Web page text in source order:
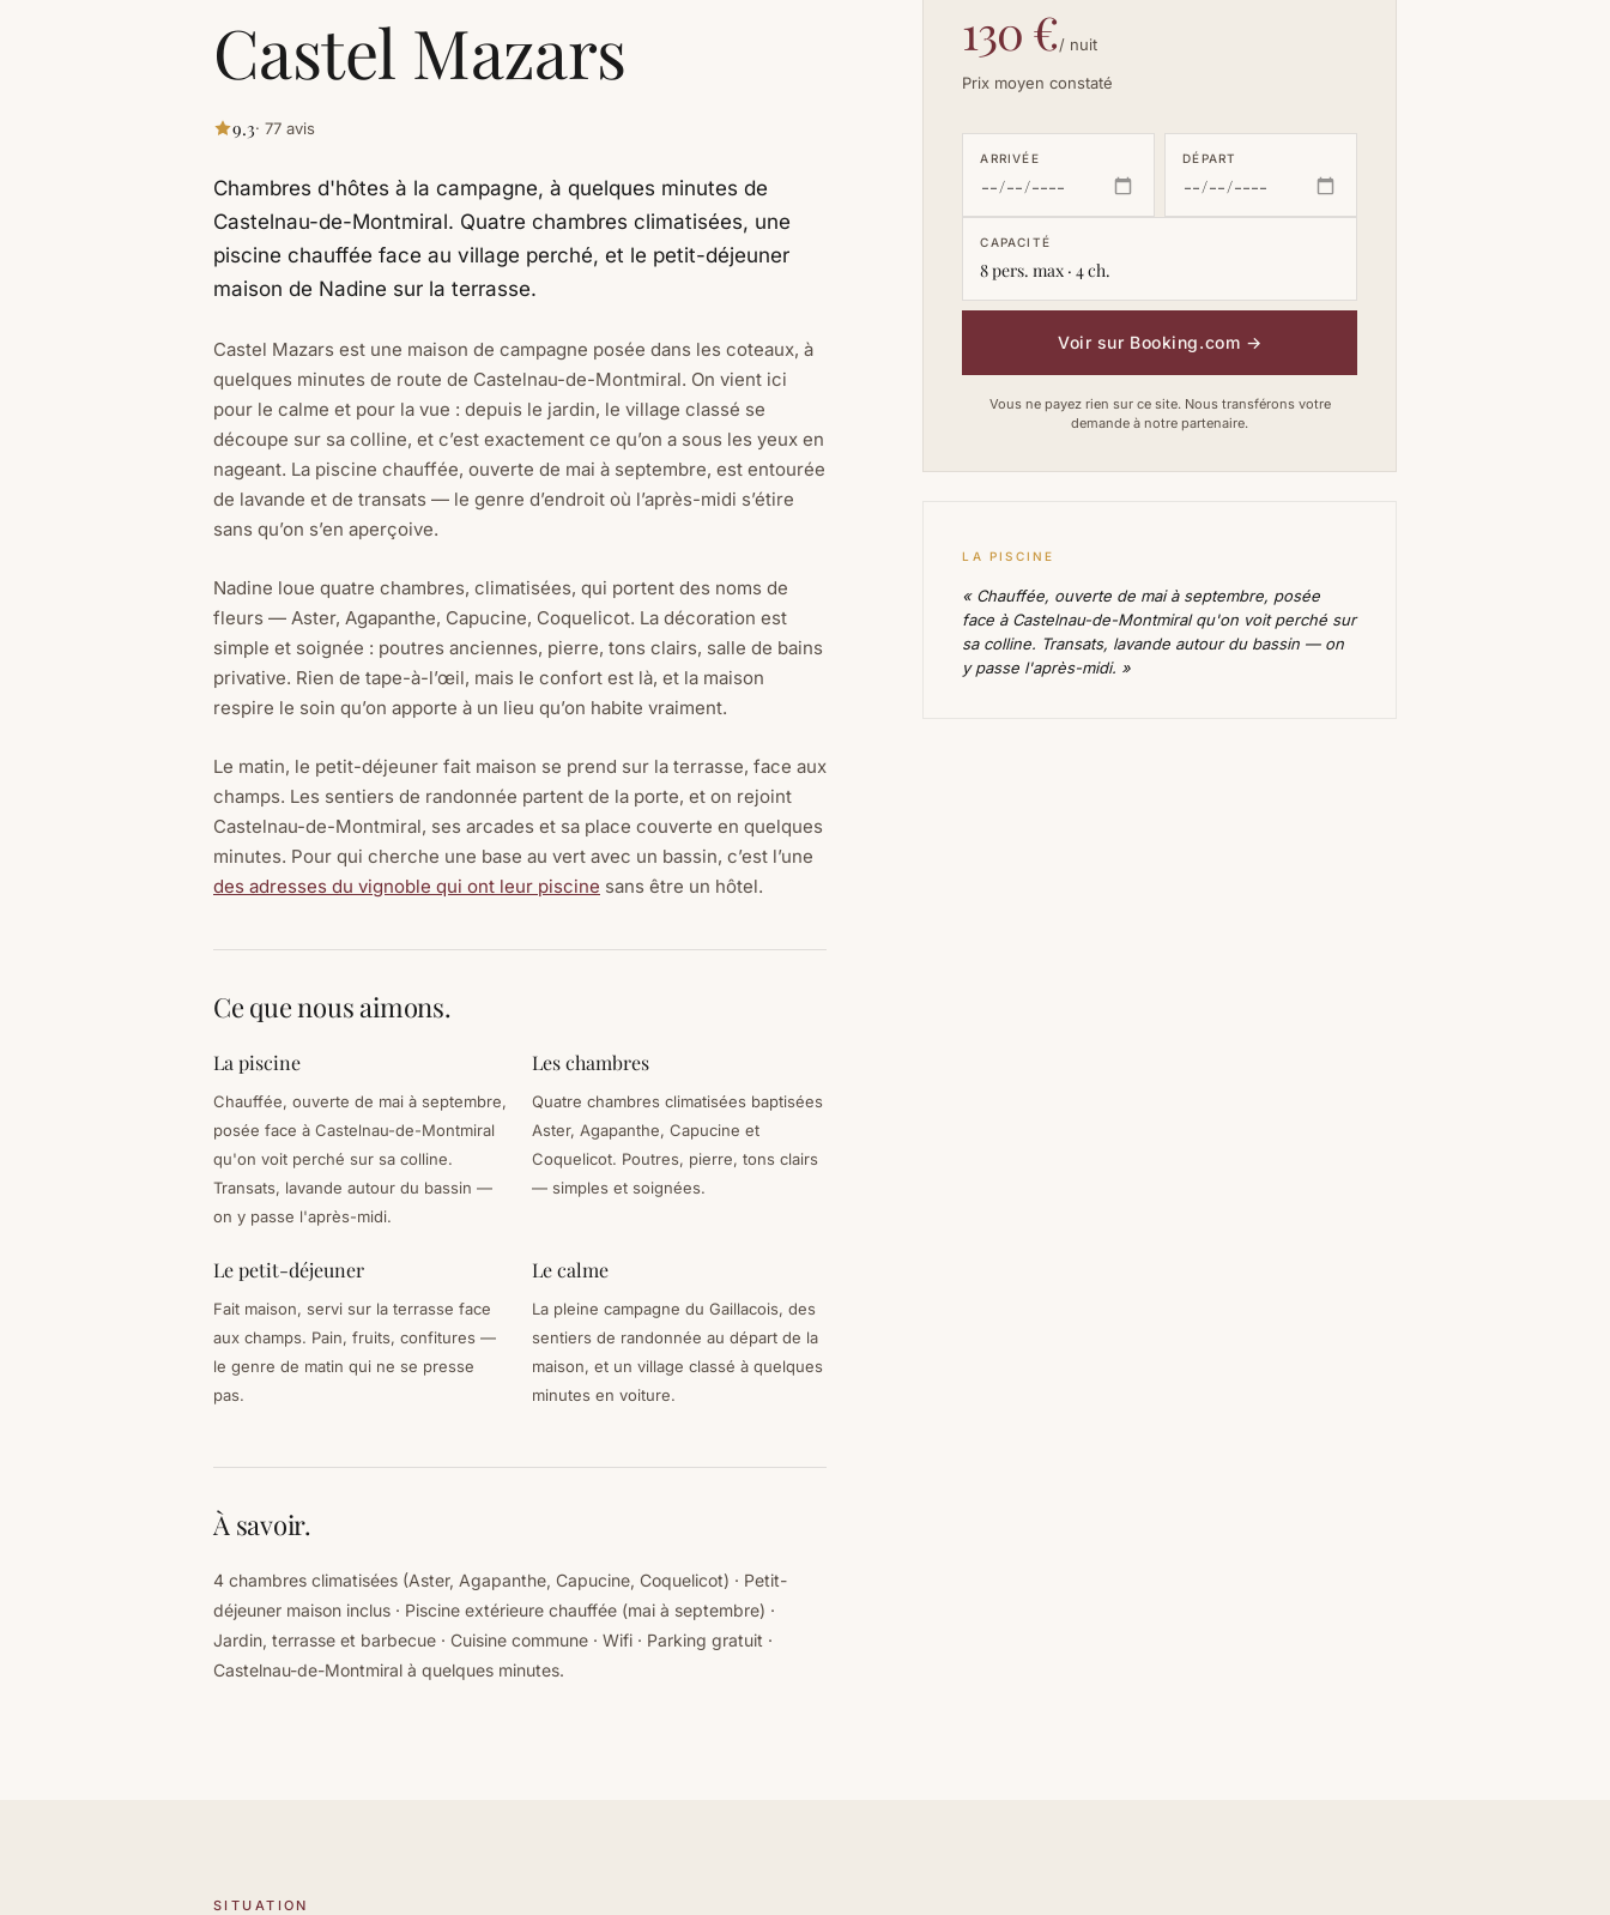
Castel Mazars
9.3· 77 avis
Chambres d'hôtes à la campagne, à quelques minutes de
Castelnau-de-Montmiral. Quatre chambres climatisées, une
piscine chauffée face au village perché, et le petit-déjeuner
maison de Nadine sur la terrasse.
Castel Mazars est une maison de campagne posée dans les coteaux, à
quelques minutes de route de Castelnau-de-Montmiral. On vient ici
pour le calme et pour la vue : depuis le jardin, le village classé se
découpe sur sa colline, et c’est exactement ce qu’on a sous les yeux en
nageant. La piscine chauffée, ouverte de mai à septembre, est entourée
de lavande et de transats — le genre d’endroit où l’après-midi s’étire
sans qu’on s’en aperçoive.
Nadine loue quatre chambres, climatisées, qui portent des noms de
fleurs — Aster, Agapanthe, Capucine, Coquelicot. La décoration est
simple et soignée : poutres anciennes, pierre, tons clairs, salle de bains
privative. Rien de tape-à-l’œil, mais le confort est là, et la maison
respire le soin qu’on apporte à un lieu qu’on habite vraiment.
Le matin, le petit-déjeuner fait maison se prend sur la terrasse, face aux
champs. Les sentiers de randonnée partent de la porte, et on rejoint
Castelnau-de-Montmiral, ses arcades et sa place couverte en quelques
minutes. Pour qui cherche une base au vert avec un bassin, c’est l’une
des adresses du vignoble qui ont leur piscine sans être un hôtel.
Ce que nous aimons.
La piscine
Chauffée, ouverte de mai à septembre,
posée face à Castelnau-de-Montmiral
qu'on voit perché sur sa colline.
Transats, lavande autour du bassin —
on y passe l'après-midi.
Les chambres
Quatre chambres climatisées baptisées
Aster, Agapanthe, Capucine et
Coquelicot. Poutres, pierre, tons clairs
— simples et soignées.
Le petit-déjeuner
Fait maison, servi sur la terrasse face
aux champs. Pain, fruits, confitures —
le genre de matin qui ne se presse
pas.
Le calme
La pleine campagne du Gaillacois, des
sentiers de randonnée au départ de la
maison, et un village classé à quelques
minutes en voiture.
À savoir.
4 chambres climatisées (Aster, Agapanthe, Capucine, Coquelicot) · Petit-
déjeuner maison inclus · Piscine extérieure chauffée (mai à septembre) ·
Jardin, terrasse et barbecue · Cuisine commune · Wifi · Parking gratuit ·
Castelnau-de-Montmiral à quelques minutes.
130 €/ nuit
Prix moyen constaté
ARRIVÉE DÉPART
CAPACITÉ
8 pers. max · 4 ch.
Voir sur Booking.com →
Vous ne payez rien sur ce site. Nous transférons votre
demande à notre partenaire.
LA PISCINE
« Chauffée, ouverte de mai à septembre, posée
face à Castelnau-de-Montmiral qu'on voit perché sur
sa colline. Transats, lavande autour du bassin — on
y passe l'après-midi. »
SITUATION